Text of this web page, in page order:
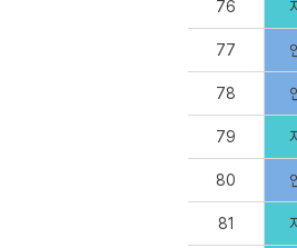
76
77
78
79
80
81